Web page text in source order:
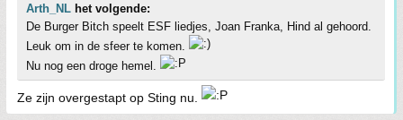
Arth_NL het volgende:
De Burger Bitch speelt ESF liedjes, Joan Franka, Hind al gehoord.
Leuk om in de sfeer te komen.
Nu nog een droge hemel.
Ze zijn overgestapt op Sting nu.